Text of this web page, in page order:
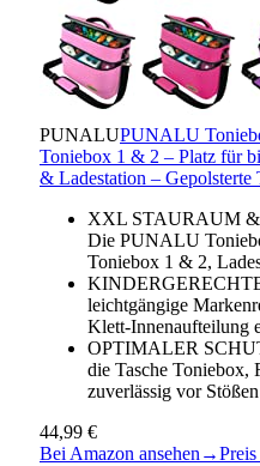
PUNALUPUNALU
Toniebox 1 & 2 – Platz für
& Ladestation – Gepolsterte
XXL STAURAUM
Die PUNALU
Toniebox 1 & 2,
leichtgängige
Klett-Innenaufteilung
OPTIMALER
die Tasche Toniebox,
zuverlässig vor
44,99 €
Bei Amazon ansehen→